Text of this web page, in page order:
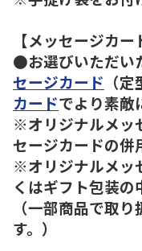
【メッセージカ
●お選びいただい
セージカード （定
カードでより素敵
※オリジナルメッ
セージカードの併
※オリジナルメッ
くはギフト包装の
（一部商品で取
す。）